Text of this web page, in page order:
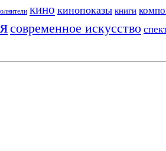
кино кинопоказы книги
современное искусство